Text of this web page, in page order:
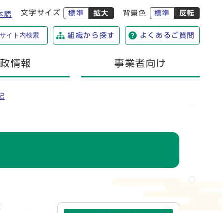
語 文字サイズ 標準 拡大 背景色 標準 反転
サイト内検索 組織から探す よくあるご質問
情報 事業者向け